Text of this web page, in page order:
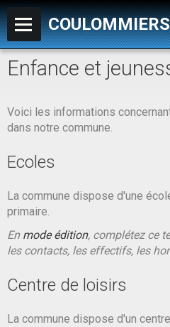
Accueil
LES SERVICES
TRAVAUX
METEO
- Liens utiles
Enfance et
Voici les informations
dans notre commune.
Ecoles
La commune dispose d'une
primaire.
En mode édition, complétez ce
les contacts, les effectifs, les
Centre de loisirs
La commune dispose d'un